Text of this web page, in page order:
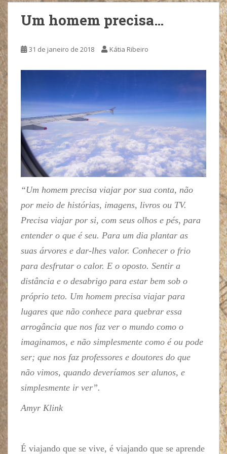
Um homem precisa…
31 de janeiro de 2018 Kátia Ribeiro
“Um homem precisa viajar por sua conta, não
por meio de histórias, imagens, livros ou TV.
Precisa viajar por si, com seus olhos e pés, para
entender o que é seu. Para um dia plantar as
suas árvores e dar-lhes valor. Conhecer o frio
para desfrutar o calor. E o oposto. Sentir a
distância e o desabrigo para estar bem sob o
próprio teto. Um homem precisa viajar para
lugares que não conhece para quebrar essa
arrogância que nos faz ver o mundo como o
imaginamos, e não simplesmente como é ou pode
ser; que nos faz professores e doutores do que
não vimos, quando deveríamos ser alunos, e
simplesmente ir ver”.
Amyr Klink
É viajando que se vive, é viajando que se aprende